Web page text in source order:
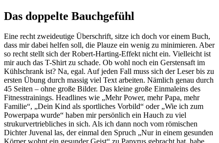
Das doppelte Bauchgefühl
Eine recht zweideutige Überschrift, sitze ich doch vor einem Buch,
dass mir dabei helfen soll, die Plauze ein wenig zu minimieren. Aber
so recht stellt sich der Robert-Harting-Effekt nicht ein. Vielleicht ist
mir auch das T-Shirt zu schade. Ob wohl noch ein Gerstensaft im
Kühlschrank ist? Na, egal. Auf jeden Fall muss sich der Leser bis zu
ersten Übung durch massig viel Text arbeiten. Nämlich genau durch
45 Seiten – ohne große Bilder. Das kleine große Einmaleins des
Fitnesstrainings. Headlines wie „Mehr Power, mehr Papa, mehr
Familie“, „Dein Kind als sportliches Vorbild“ oder „Wie ich zum
Powerpapa wurde“ haben mir persönlich ein Hauch zu viel
strukurvertriebliches in sich. Als ich dann noch vom römischen
Dichter Juvenal las, der einmal den Spruch „Nur in einem gesunden